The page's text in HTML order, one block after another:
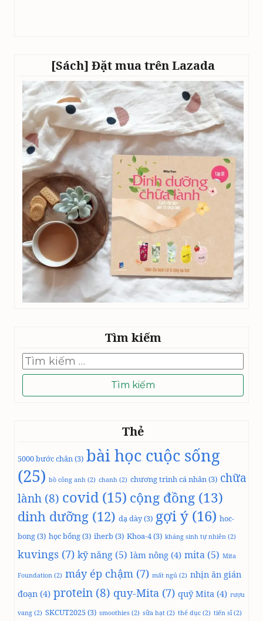
[Sách] Đặt mua trên Lazada
Tìm kiếm
Tìm
kiếm
cho:
Thẻ
5000 bước chân (3) bài học cuộc sống
(25) bồ công anh (2) chanh (2) chương trình cá nhân (3) chữa
lành (8) covid (15) cộng đồng (13)
dinh dưỡng (12) dạ dày(3) gợi ý (16) hoc-
bong(3) học bổng(3) iherb(3) Khoa-4(3) kháng sinh tự nhiên (2)
kuvings (7) kỹ năng (5) làm nông (4) mita (5) Mita
Foundation (2) máy ép chậm (7) mất ngủ (2) nhịn ăn gián
đoạn (4) protein (8) quy-Mita (7) quỹ Mita (4) rượu
vang (2) SKCUT2025(3) smoothies (2) sữa hạt (2) thể dục (2) tiến sĩ(2)